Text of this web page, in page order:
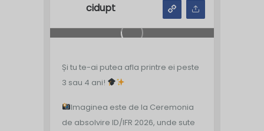
cidupt
Și tu te-ai putea afla printre ei peste
3 sau 4 ani!
Imaginea este de la Ceremonia
de absolvire ID/IFR 2026, unde sute